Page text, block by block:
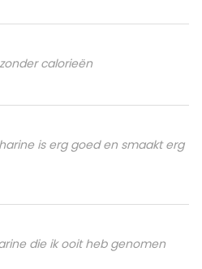
calorieën
is erg goed en smaakt erg
die ik ooit heb genomen